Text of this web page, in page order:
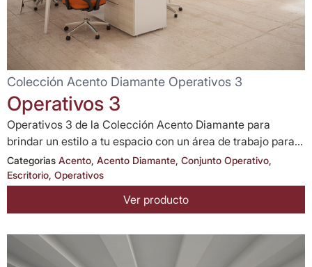
Colección Acento Diamante Operativos 3
Operativos 3
Operativos 3 de la Colección Acento Diamante para
brindar un estilo a tu espacio con un área de trabajo para...
Categorias Acento, Acento Diamante, Conjunto Operativo,
Escritorio, Operativos
Ver producto